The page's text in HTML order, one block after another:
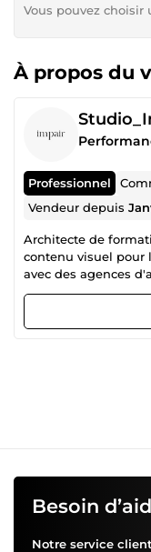
Vous pouvez
À propos du
Professionnel
Vendeur depuis
Architecte de
contenu visuel pour
avec des agences
immobiliers et
Besoin
Notre service